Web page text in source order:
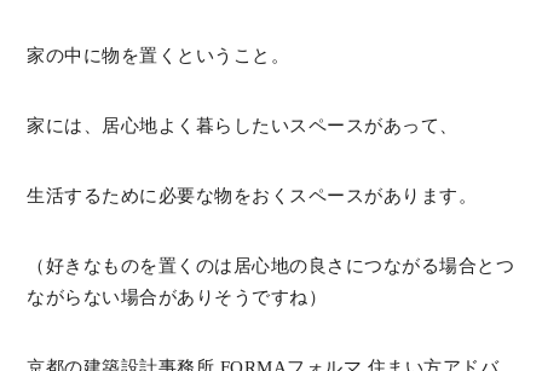
家の中に物を置くということ。
家には、居心地よく暮らしたいスペースがあって、
生活するために必要な物をおくスペースがあります。
（好きなものを置くのは居心地の良さにつながる場合とつ
ながらない場合がありそうですね）